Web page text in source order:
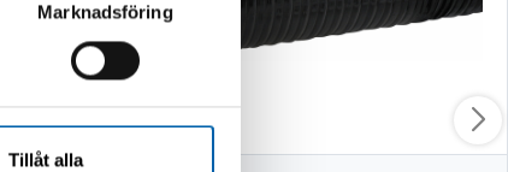
Marknadsföring
Tillåt alla